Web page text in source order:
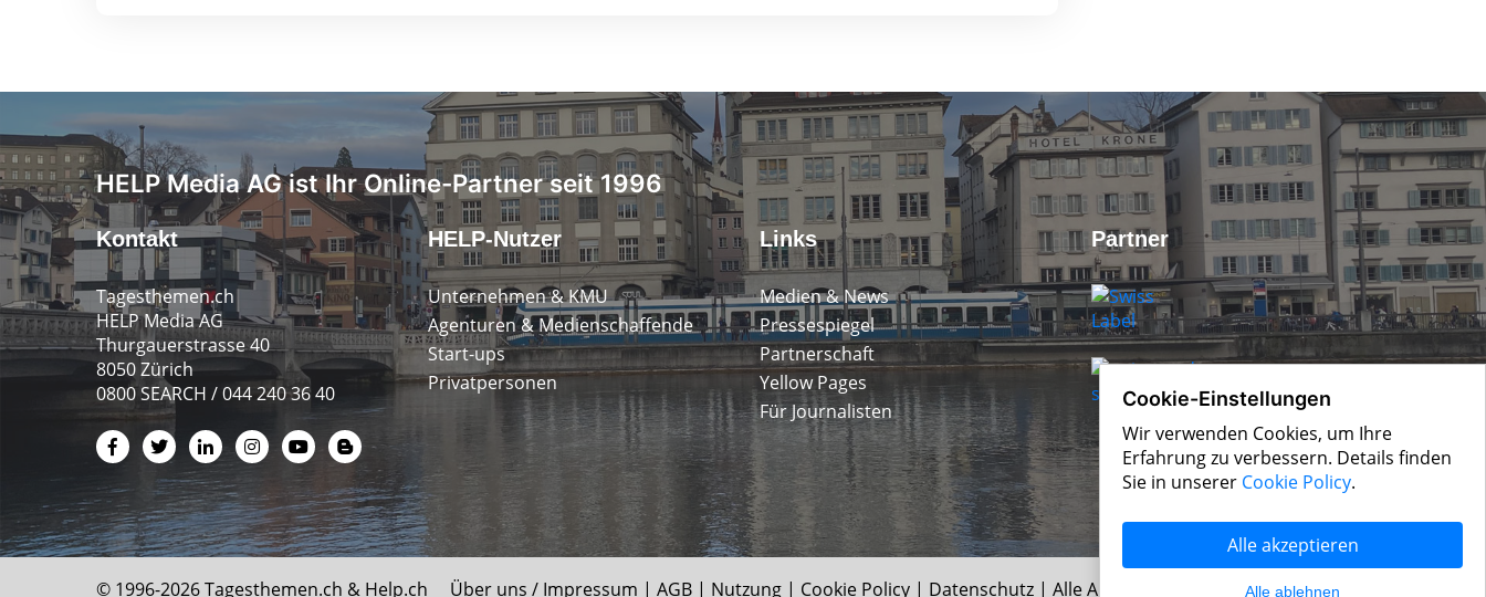
HELP Media AG ist Ihr Online-Partner seit 1996
Kontakt
Tagesthemen.ch
HELP Media AG
Thurgauerstrasse 40
8050 Zürich
0800 SEARCH / 044 240 36 40
HELP-Nutzer
Unternehmen & KMU
Agenturen & Medienschaffende
Start-ups
Privatpersonen
Links
Medien & News
Pressespiegel
Partnerschaft
Yellow Pages
Für Journalisten
Partner
© 1996-2026 Tagesthemen.ch & Help.ch Über uns / Impressum | AGB | Nutzung | Cookie Policy | Datenschutz | Alle Angaben ohne Gewähr
Cookie-Einstellungen
Wir verwenden Cookies, um Ihre
Erfahrung zu verbessern. Details finden
Sie in unserer Cookie Policy.
Alle akzeptieren
Alle ablehnen